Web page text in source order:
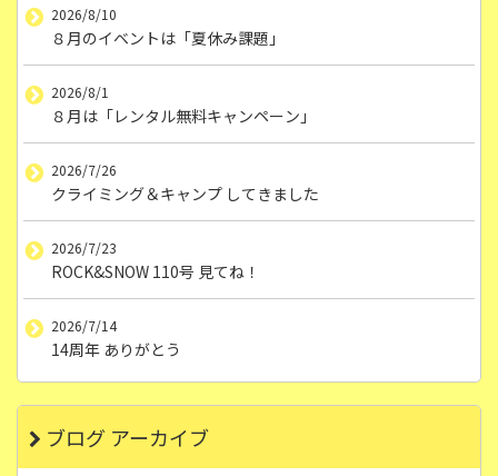
2026/8/10
８月のイベントは「夏休み課題」
2026/8/1
８月は「レンタル無料キャンペーン」
2026/7/26
クライミング＆キャンプ してきました
2026/7/23
ROCK&SNOW 110号 見てね！
2026/7/14
14周年 ありがとう
ブログ アーカイブ